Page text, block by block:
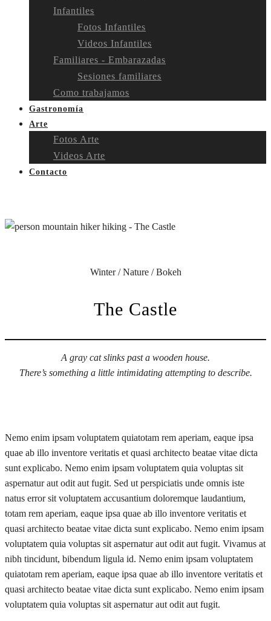
Infantiles
Fotos Infantiles
Videos Infantiles
Familiares - Embarazadas
Sesiones familiares
Como trabajamos
Gastronomía
Arte
Fotos Arte
Videos Arte
Contacto
Winter / Nature / Bokeh
The Castle
A gray cat slinks past a wooden house.
There’s something a little intimidating attempting to describe.
Nemo enim ipsam voluptatem quiatotam rem aperiam, eaque ipsa
quae ab illo inventore veritatis et quasi architecto beatae vitae dicta
sunt explicabo. Nemo enim ipsam voluptatem quia voluptas sit
aspernatur aut odit aut fugit. Sed ut perspiciatis unde omnis iste
natus error sit voluptatem accusantium doloremque laudantium,
totam rem aperiam, eaque ipsa quae ab illo inventore veritatis et
quasi architecto beatae vitae dicta sunt explicabo. Nemo enim ipsam
voluptatem quia voluptas sit aspernatur aut odit aut fugit. Vivamus at
nibh tincidunt, bibendum ligula id. Nemo enim ipsam voluptatem
quiatotam rem aperiam, eaque ipsa quae ab illo inventore veritatis et
quasi architecto beatae vitae dicta sunt explicabo. Nemo enim ipsam
voluptatem quia voluptas sit aspernatur aut odit aut fugit.